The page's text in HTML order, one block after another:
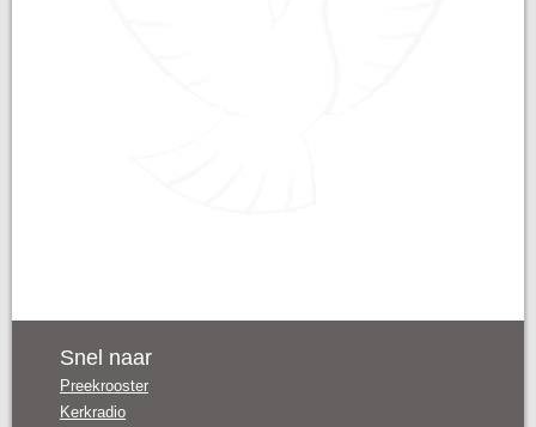
Snel naar
Preekrooster
Kerkradio